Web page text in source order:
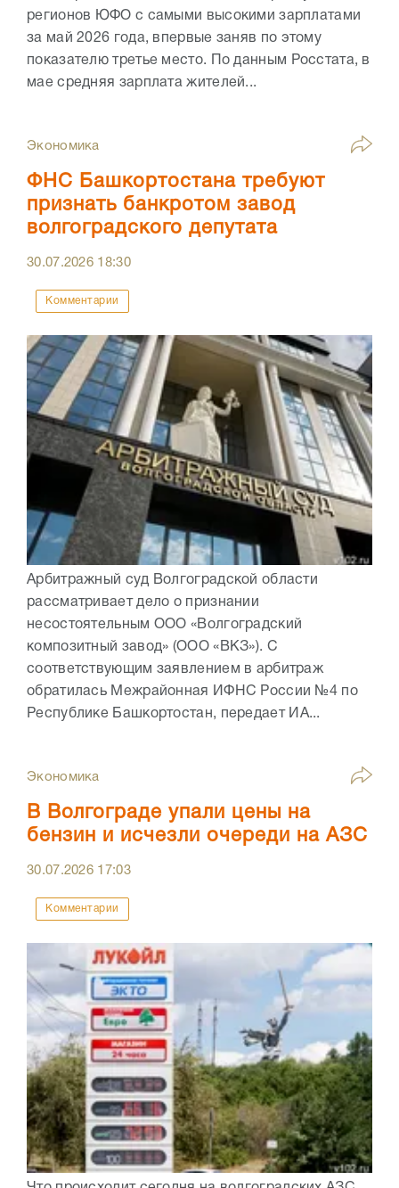
регионов ЮФО с самыми высокими зарплатами
за май 2026 года, впервые заняв по этому
показателю третье место. По данным Росстата, в
мае средняя зарплата жителей...
Экономика
ФНС Башкортостана требуют
признать банкротом завод
волгоградского депутата
30.07.2026 18:30
Комментарии
Арбитражный суд Волгоградской области
рассматривает дело о признании
несостоятельным ООО «Волгоградский
композитный завод» (ООО «ВКЗ»). С
соответствующим заявлением в арбитраж
обратилась Межрайонная ИФНС России №4 по
Республике Башкортостан, передает ИА...
Экономика
В Волгограде упали цены на
бензин и исчезли очереди на АЗС
30.07.2026 17:03
Комментарии